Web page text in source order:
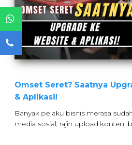
Omset Seret? Saatnya
& Aplikasi!
Banyak pelaku bisnis merasa
media sosial, rajin upload konten,